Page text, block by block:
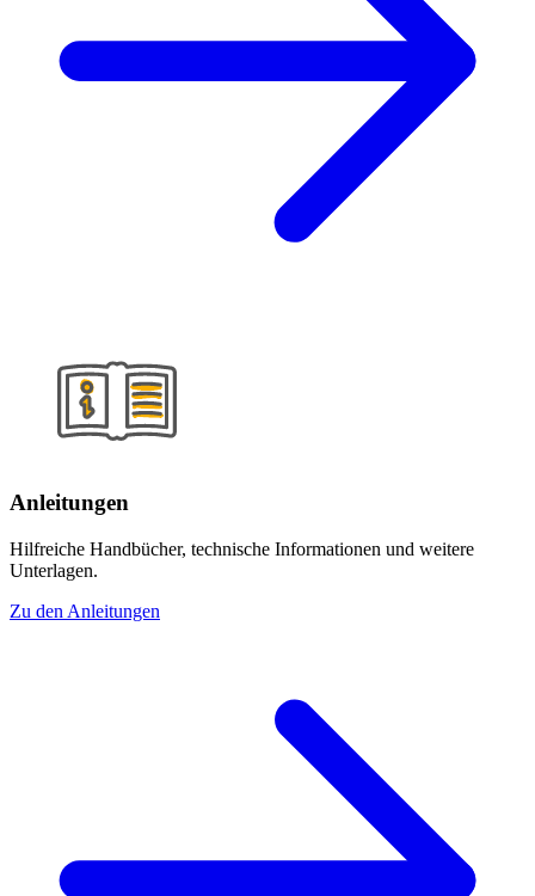
Anleitungen
Hilfreiche Handbücher, technische Informationen und weitere
Unterlagen.
Zu den Anleitungen